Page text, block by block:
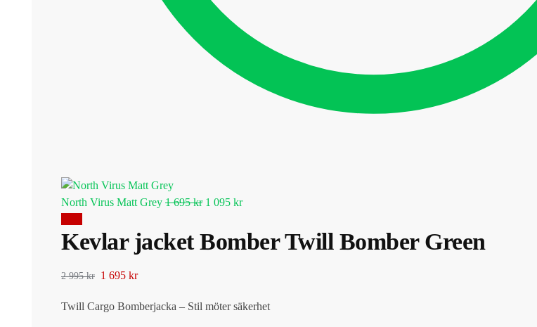
North Virus Matt Grey 1 695kr 1 095 kr
Kevlar jacket Bomber Twill Bomber Green
2 995kr 1 695 kr
Twill Cargo Bomberjacka – Stil möter säkerhet